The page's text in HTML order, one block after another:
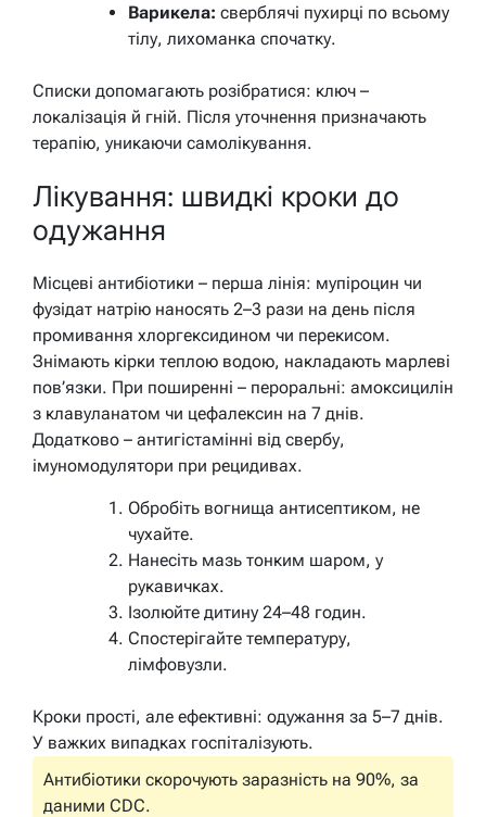
Варикела: сверблячі пухирці по всьому
тілу, лихоманка спочатку.
Списки допомагають розібратися: ключ –
локалізація й гній. Після уточнення призначають
терапію, уникаючи самолікування.
Лікування: швидкі кроки до
одужання
Місцеві антибіотики – перша лінія: мупіроцин чи
фузідат натрію наносять 2–3 рази на день після
промивання хлоргексидином чи перекисом.
Знімають кірки теплою водою, накладають марлеві
пов’язки. При поширенні – пероральні: амоксицилін
з клавуланатом чи цефалексин на 7 днів.
Додатково – антигістамінні від свербу,
імуномодулятори при рецидивах.
Обробіть вогнища антисептиком, не
чухайте.
Нанесіть мазь тонким шаром, у
рукавичках.
Ізолюйте дитину 24–48 годин.
Спостерігайте температуру,
лімфовузли.
Кроки прості, але ефективні: одужання за 5–7 днів.
У важких випадках госпіталізують.
Антибіотики скорочують заразність на 90%, за
даними CDC.